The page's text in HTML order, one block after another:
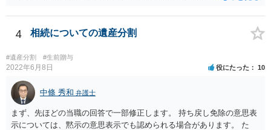
わなければ、遺産分割調停を申し立てて進めるのがベターのような気
がしますね。
4 相続についての遺産分割
#遺産分割 #生前贈与
2022年6月8日 役にたった 10
中條 秀和 弁護士
まず、先ほどの当職の回答で一部修正します。 持ち戻し免除の意思表
示については、黙示の意思表示でも認められる場合があります。 た